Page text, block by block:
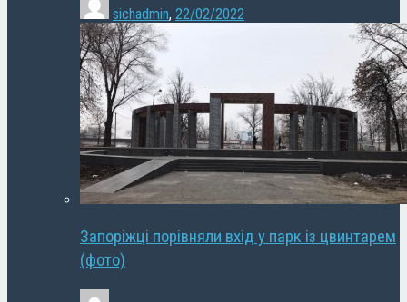
sichadmin, 22/02/2022
Запоріжці порівняли вхід у парк із цвинтарем
(фото)